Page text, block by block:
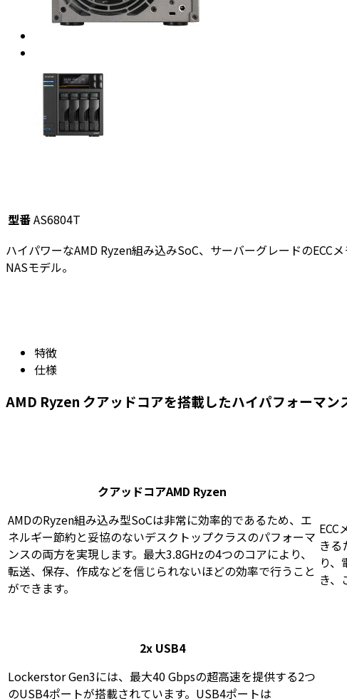
型番AS6804T
ハイパワーなAMD Ryzen組み込みSoC、サーバーグレードのECC
NASモデル。
特徴
仕様
AMD Ryzen クアッドコアを搭載したハイパフォーマン
クアッドコアAMD Ryzen
AMDのRyzen組み込み型SoCは非常に効率的であるため、エ
ネルギー節約と妥協のないデスクトップクラスのパフォーマ
ンスの両方を実現します。最大3.8GHzの4つのコアにより、
転送、保存、作成などを信じられないほどの効率で行うこと
ができます。
ECC
きる
り
き、
2x USB4
Lockerstor Gen3には、最大40 Gbpsの超高速を提供する2つ
のUSB4ポートが搭載されています。USB4ポートは